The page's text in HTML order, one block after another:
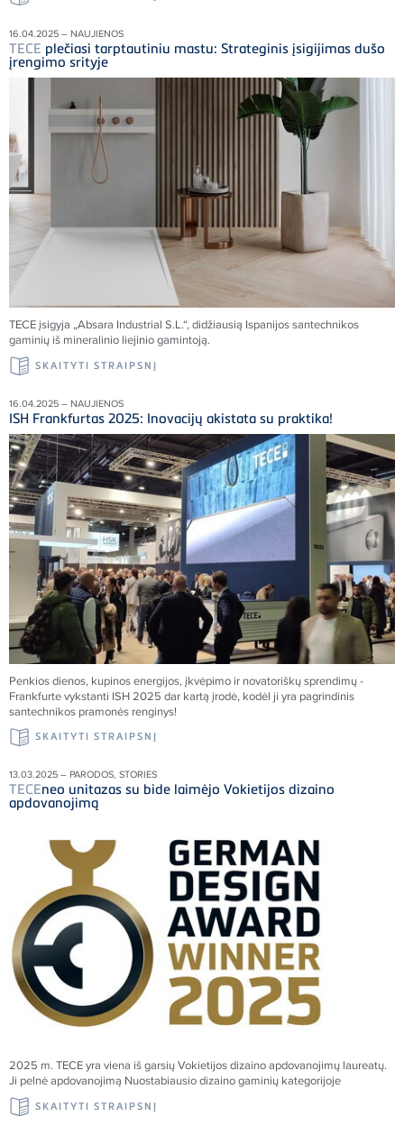
16.04.2025 – NAUJIENOS
TECE plečiasi tarptautiniu mastu: Strateginis įsigijimas dušo
įrengimo srityje
TECEįsigyja „Absara Industrial S.L.“, didžiausią Ispanijos santechnikos
gaminių iš mineralinio liejinio gamintoją.
SKAITYTI STRAIPSNĮ
16.04.2025 – NAUJIENOS
ISH Frankfurtas 2025: Inovacijų akistata su praktika!
Penkios dienos, kupinos energijos, įkvėpimo ir novatoriškų sprendimų -
Frankfurte vykstanti ISH 2025 dar kartą įrodė, kodėl ji yra pagrindinis
santechnikos pramonės renginys!
SKAITYTI STRAIPSNĮ
13.03.2025 – PARODOS, STORIES
TECEneo unitazas su bide laimėjo Vokietijos dizaino
apdovanojimą
2025 m. TECEyra viena iš garsių Vokietijos dizaino apdovanojimų laureatų.
Ji pelnė apdovanojimą Nuostabiausio dizaino gaminių kategorijoje
SKAITYTI STRAIPSNĮ